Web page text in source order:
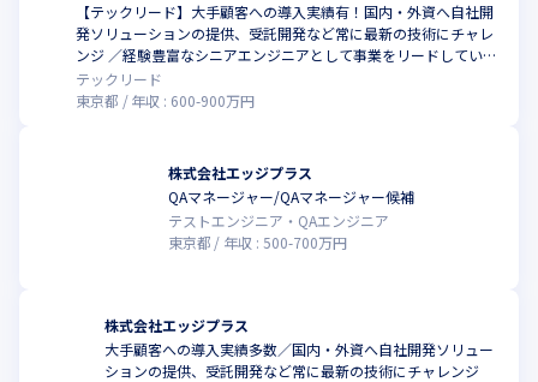
【テックリード】大手顧客への導入実績有！国内・外資へ自社開
発ソリューションの提供、受託開発など常に最新の技術にチャレ
ンジ ／経験豊富なシニアエンジニアとして事業をリードしていた
だけませんか？
テックリード
東京都
年収 : 600-900万円
株式会社エッジプラス
QAマネージャー/QAマネージャー候補
テストエンジニア・QAエンジニア
東京都
年収 : 500-700万円
株式会社エッジプラス
大手顧客への導入実績多数／国内・外資へ自社開発ソリュー
ションの提供、受託開発など常に最新の技術にチャレンジ